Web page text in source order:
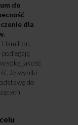
do
dla
jakość
że wyniki
do